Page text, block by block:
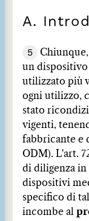
A.
5
un dispositivo
utilizzato più
ogni utilizzo,
stato
vigenti,
fabbricante e
ODM). L'art.
di diligenza
dispositivi
specifico di
incombe al